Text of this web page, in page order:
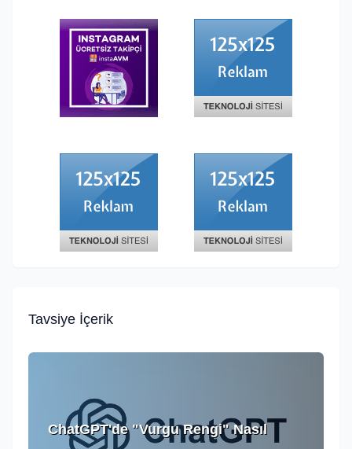
Tavsiye İçerik
ChatGPT'de "Vurgu Rengi" Nasıl